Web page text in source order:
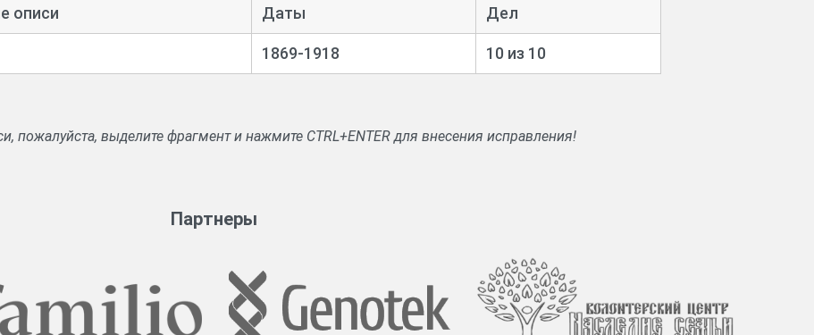
описи Даты Дел
1869-1918 10 из 10
пожалуйста, выделите фрагмент и нажмите CTRL+ENTER для внесения исправления!
Партнеры